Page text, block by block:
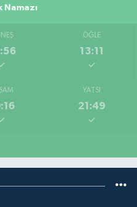
Namazı
ÖĞLE
13:11
YATSI
21:49